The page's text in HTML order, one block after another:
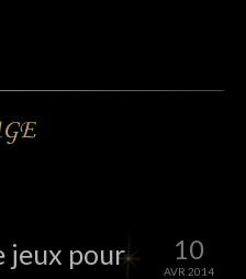
10
AVR 2014
jeux pour